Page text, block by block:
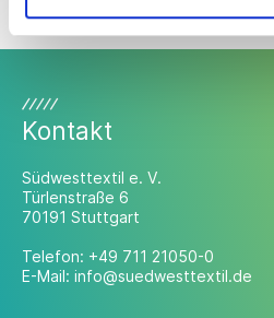
Kontakt
Südwesttextil e. V.
Türlenstraße 6
70191 Stuttgart
Telefon: +49 711 21050-0
E-Mail: info@suedwesttextil.de